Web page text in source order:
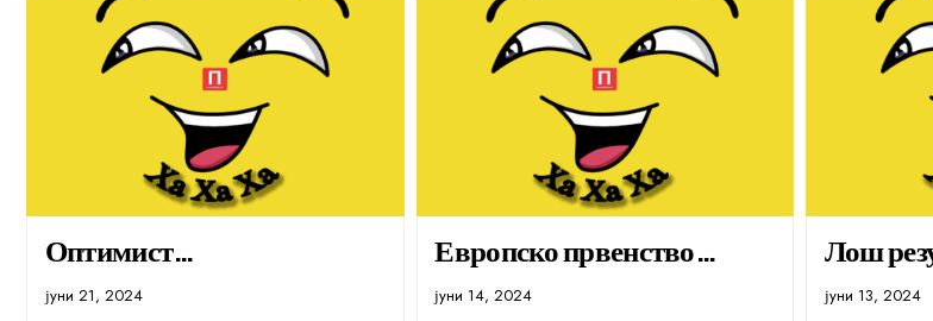
Оптимист…
јуни 21, 2024
Европско првенство…
јуни 14, 2024
Лош
јуни 13, 2024